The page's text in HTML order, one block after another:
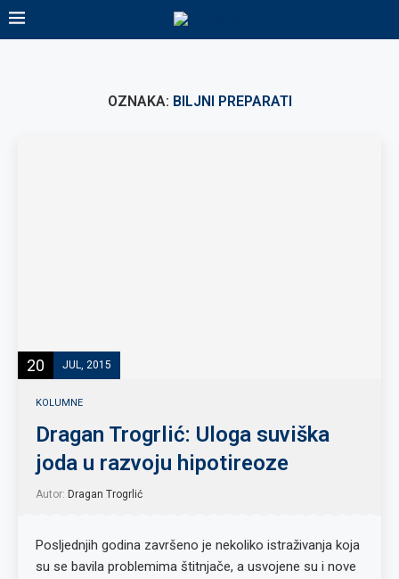
OZNAKA: BILJNI PREPARATI
20 JUL, 2015
KOLUMNE
Dragan Trogrlić: Uloga suviška
joda u razvoju hipotireoze
Autor: Dragan Trogrlić
Posljednjih godina završeno je nekoliko istraživanja koja
su se bavila problemima štitnjače, a usvojene su i nove